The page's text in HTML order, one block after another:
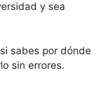
y sea
sabes por dónde
sin errores.